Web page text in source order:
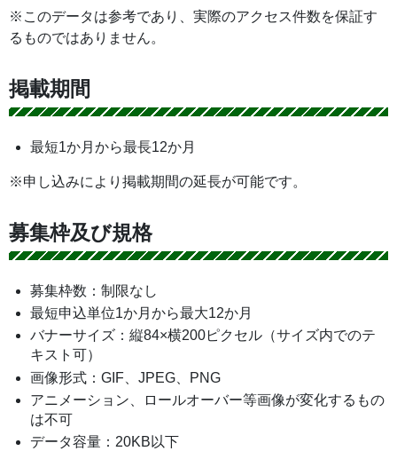
※このデータは参考であり、実際のアクセス件数を保証す
るものではありません。
掲載期間
最短1か月から最長12か月
※申し込みにより掲載期間の延長が可能です。
募集枠及び規格
募集枠数：制限なし
最短申込単位1か月から最大12か月
バナーサイズ：縦84×横200ピクセル（サイズ内でのテ
キスト可）
画像形式：GIF、JPEG、PNG
アニメーション、ロールオーバー等画像が変化するもの
は不可
データ容量：20KB以下